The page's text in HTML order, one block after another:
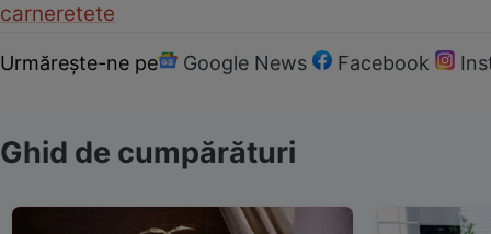
carneretete
Urmărește-ne pe Google News Facebook
Ghid de cumpărături